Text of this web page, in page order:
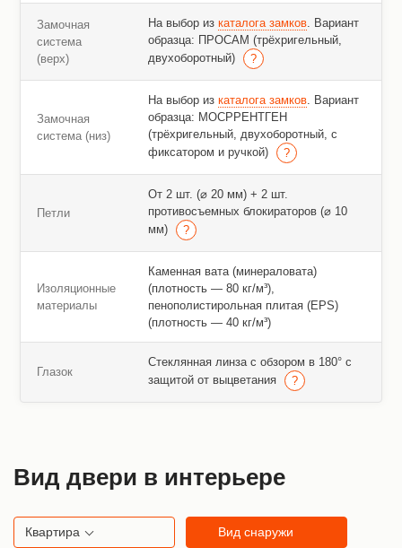
Замочная
система
(верх)
На выбор из каталога замков. Вариант
образца: ПРОСАМ (трёхригельный,
двухоборотный)
Замочная
система (низ)
На выбор из каталога замков. Вариант
образца: МОСРРЕНТГЕН
(трёхригельный, двухоборотный, с
фиксатором и ручкой)
Петли
От 2 шт. (⌀ 20 мм) + 2 шт.
противосъемных блокираторов (⌀ 10
мм)
Изоляционные
материалы
Каменная вата (минераловата)
(плотность — 80 кг/м³),
пенополистирольная плитая (EPS)
(плотность — 40 кг/м³)
Глазок
Стеклянная линза с обзором в 180° с
защитой от выцветания
Вид двери в интерьере
Квартира Вид снаружи